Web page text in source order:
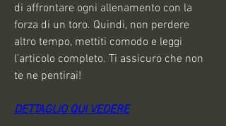
di affrontare ogni allenamento con la
forza di un toro. Quindi, non perdere
altro tempo, mettiti comodo e leggi
l'articolo completo. Ti assicuro che non
te ne pentirai!
DETTAGLIO QUI VEDERE